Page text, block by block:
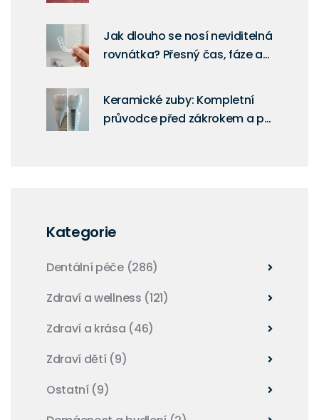
Jak dlouho se nosí neviditelná
rovnátka? Přesný čas, fáze a
Keramické zuby: Kompletní
průvodce před zákrokem a po
Kategorie
Dentální péče (286)
Zdraví a wellness (121)
Zdraví a krása (46)
Zdraví dětí (9)
Ostatní (9)